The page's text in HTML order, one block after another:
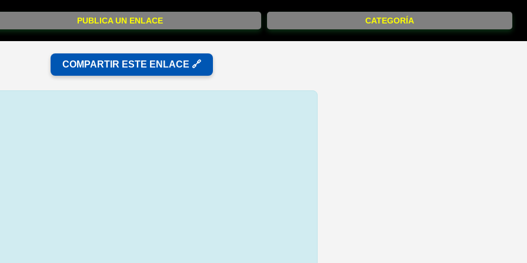
PUBLICA UN ENLACE CATEGORÍA
COMPARTIR ESTE ENLACE 🔗